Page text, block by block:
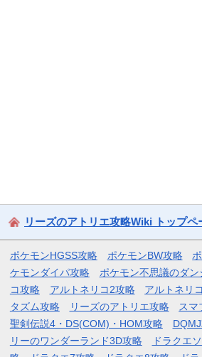
リーズのアトリエ攻略Wiki トップペ
ポケモンHGSS攻略 ポケモンBW攻略
ケモンダイパ攻略
ポケモン不思議のダン
コ攻略
アルトネリコ2攻略 アルトネリ
タズム攻略
リーズのアトリエ攻略 スマ
聖剣伝説4・DS(COM)・HOM攻略
リーのワンダーランド3D攻略
ドラクエ